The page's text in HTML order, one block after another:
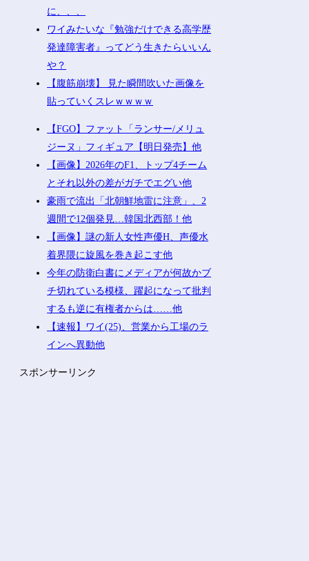
に、、、
ワイみたいな『勉強だけできる高学歴
発達障害者』ってどう生きたらいいん
や？
【腹筋崩壊】 見た瞬間吹いた画像を
貼っていくスレｗｗｗｗ
【FGO】ファット「ランサー/メリュ
ジーヌ」フィギュア【明日発売】他
【画像】2026年のF1、トップ4チーム
とそれ以外の差がガチでエグい他
豪雨で流出「北朝鮮地雷に注意」、2
週間で12個発見…韓国北西部！他
【画像】謎の新人女性声優H、声優水
着界隈に旋風を巻き起こす他
今年の防衛白書にメディアが何故かブ
チ切れている模様、躍起になって批判
するも逆に有権者からは……他
【速報】ワイ(25)、営業から工場のラ
インへ異動他
スポンサーリンク